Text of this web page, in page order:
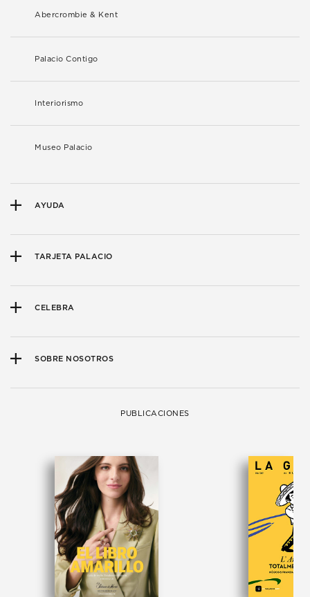
Abercrombie & Kent
Palacio Contigo
Interiorismo
Museo Palacio
AYUDA
TARJETA PALACIO
CELEBRA
SOBRE NOSOTROS
PUBLICACIONES